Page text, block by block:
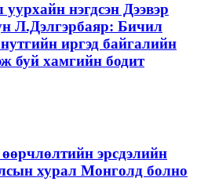
нэгдсэн Дээвэр
Л.Дэлгэрбаяр: Бичил
иргэд байгалийн
буй хамгийн бодит
эрсдэлийн
хурал Монголд болно